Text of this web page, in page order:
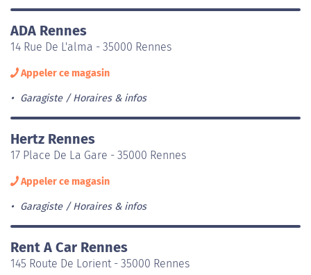
ADA Rennes
14 Rue De L'alma - 35000 Rennes
Appeler ce magasin
Garagiste Horaires & infos
Hertz Rennes
17 Place De La Gare - 35000 Rennes
Appeler ce magasin
Garagiste Horaires & infos
Rent A Car Rennes
145 Route De Lorient - 35000 Rennes